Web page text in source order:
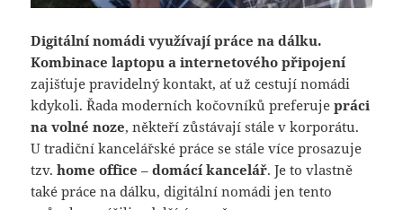
Digitální nomádi využívají práce na dálku.
Kombinace laptopu a internetového připojení
zajišťuje pravidelný kontakt, ať už cestují nomádi
kdykoli. Řada moderních kočovníků preferujepráci
na volné noze, někteří zůstávají stále v korporátu.
U tradiční kancelářské práce se stále více prosazuje
tzv.home office –domácí kancelář. Je to vlastně
také práce na dálku, digitální nomádi jen tento